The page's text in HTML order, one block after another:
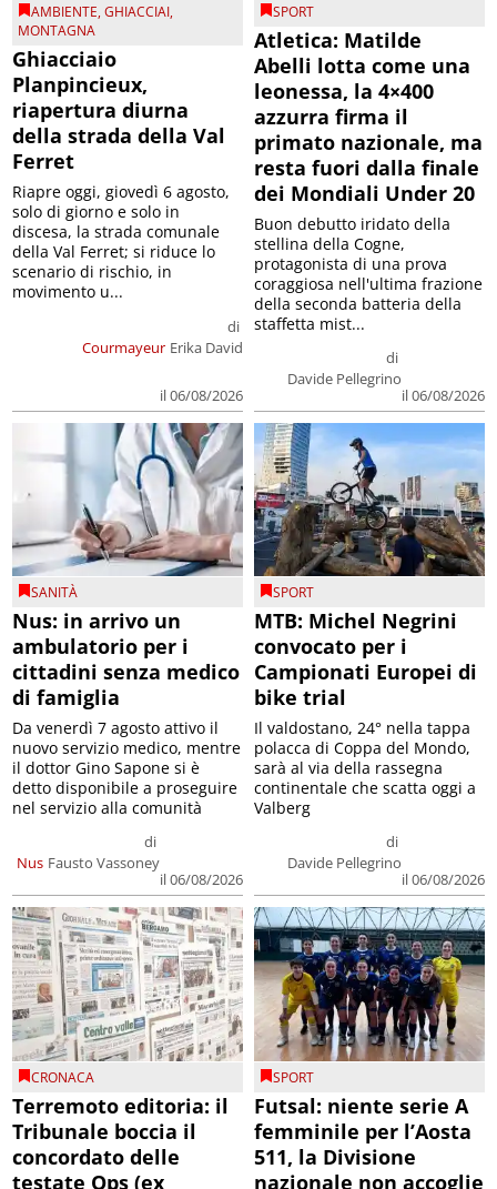
AMBIENTE,GHIACCIAI,
MONTAGNA
Ghiacciaio
Planpincieux,
riapertura diurna
della strada della Val
Ferret
Courmayeur
di
Erika David
il 06/08/2026
Riapre oggi, giovedì 6 agosto,
solo di giorno e solo in
discesa, la strada comunale
della Val Ferret; si riduce lo
scenario di rischio, in
movimento u...
SPORT
Atletica: Matilde
Abelli lotta come una
leonessa, la 4×400
azzurra firma il
primato nazionale, ma
resta fuori dalla finale
dei Mondiali Under 20
di
Davide Pellegrino
il 06/08/2026
Buon debutto iridato della
stellina della Cogne,
protagonista di una prova
coraggiosa nell'ultima frazione
della seconda batteria della
staffetta mist...
SANITÀ
Nus: in arrivo un
ambulatorio per i
cittadini senza medico
di famiglia
Nus
di
Fausto Vassoney
il 06/08/2026
Da venerdì 7 agosto attivo il
nuovo servizio medico, mentre
il dottor Gino Sapone si è
detto disponibile a proseguire
nel servizio alla comunità
SPORT
MTB: Michel Negrini
convocato per i
Campionati Europei di
bike trial
di
Davide Pellegrino
il 06/08/2026
Il valdostano, 24° nella tappa
polacca di Coppa del Mondo,
sarà al via della rassegna
continentale che scatta oggi a
Valberg
CRONACA
Terremoto editoria: il
Tribunale boccia il
concordato delle
testate Ops (ex
SPORT
Futsal: niente serie A
femminile per l’Aosta
511, la Divisione
nazionale non accoglie